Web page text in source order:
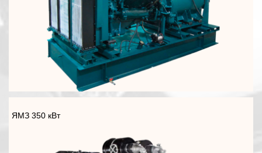
ЯМЗ 350 кВт